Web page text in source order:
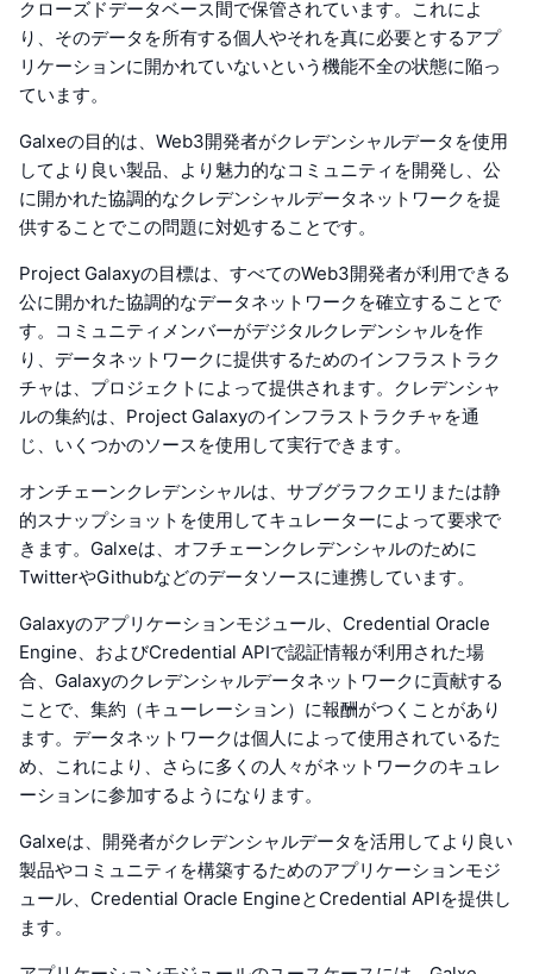
クローズドデータベース間で保管されています。これによ
り、そのデータを所有する個人やそれを真に必要とするアプ
リケーションに開かれていないという機能不全の状態に陥っ
ています。
Galxeの目的は、Web3開発者がクレデンシャルデータを使用
してより良い製品、より魅力的なコミュニティを開発し、公
に開かれた協調的なクレデンシャルデータネットワークを提
供することでこの問題に対処することです。
Project Galaxyの目標は、すべてのWeb3開発者が利用できる
公に開かれた協調的なデータネットワークを確立することで
す。コミュニティメンバーがデジタルクレデンシャルを作
り、データネットワークに提供するためのインフラストラク
チャは、プロジェクトによって提供されます。クレデンシャ
ルの集約は、Project Galaxyのインフラストラクチャを通
じ、いくつかのソースを使用して実行できます。
オンチェーンクレデンシャルは、サブグラフクエリまたは静
的スナップショットを使用してキュレーターによって要求で
きます。Galxeは、オフチェーンクレデンシャルのために
TwitterやGithubなどのデータソースに連携しています。
Galaxyのアプリケーションモジュール、Credential Oracle
Engine、およびCredential APIで認証情報が利用された場
合、Galaxyのクレデンシャルデータネットワークに貢献する
ことで、集約（キューレーション）に報酬がつくことがあり
ます。データネットワークは個人によって使用されているた
め、これにより、さらに多くの人々がネットワークのキュレ
ーションに参加するようになります。
Galxeは、開発者がクレデンシャルデータを活用してより良い
製品やコミュニティを構築するためのアプリケーションモジ
ュール、Credential Oracle EngineとCredential APIを提供し
ます。